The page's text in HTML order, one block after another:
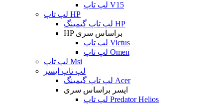
لپ تاپ V15
لپ تاپ HP
لپ تاپ گیمینگ HP
HP براساس سری
لپ تاپ Victus
لپ تاپ Omen
لپ تاپ Msi
لپ تاپ ایسر
لپ تاپ گیمینگ Acer
ایسر براساس سری
لپ تاپ Predator Helios